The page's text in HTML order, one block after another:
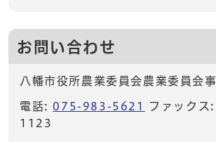
お問い合わせ
八幡市役所農業委員会農業委員会
電話: 075-983-5621
ファック
1123